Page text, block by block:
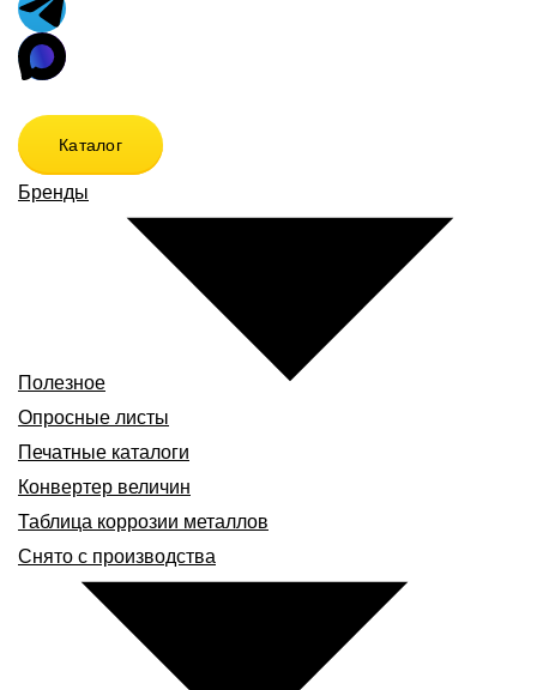
Каталог
Бренды
Полезное
Опросные листы
Печатные каталоги
Конвертер величин
Таблица коррозии металлов
Снято с производства